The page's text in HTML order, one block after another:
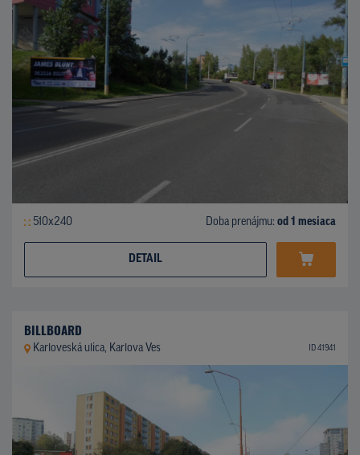
510x240 Doba prenájmu: od 1 mesiaca
DETAIL
BILLBOARD
Karloveská ulica, Karlova Ves ID 41941